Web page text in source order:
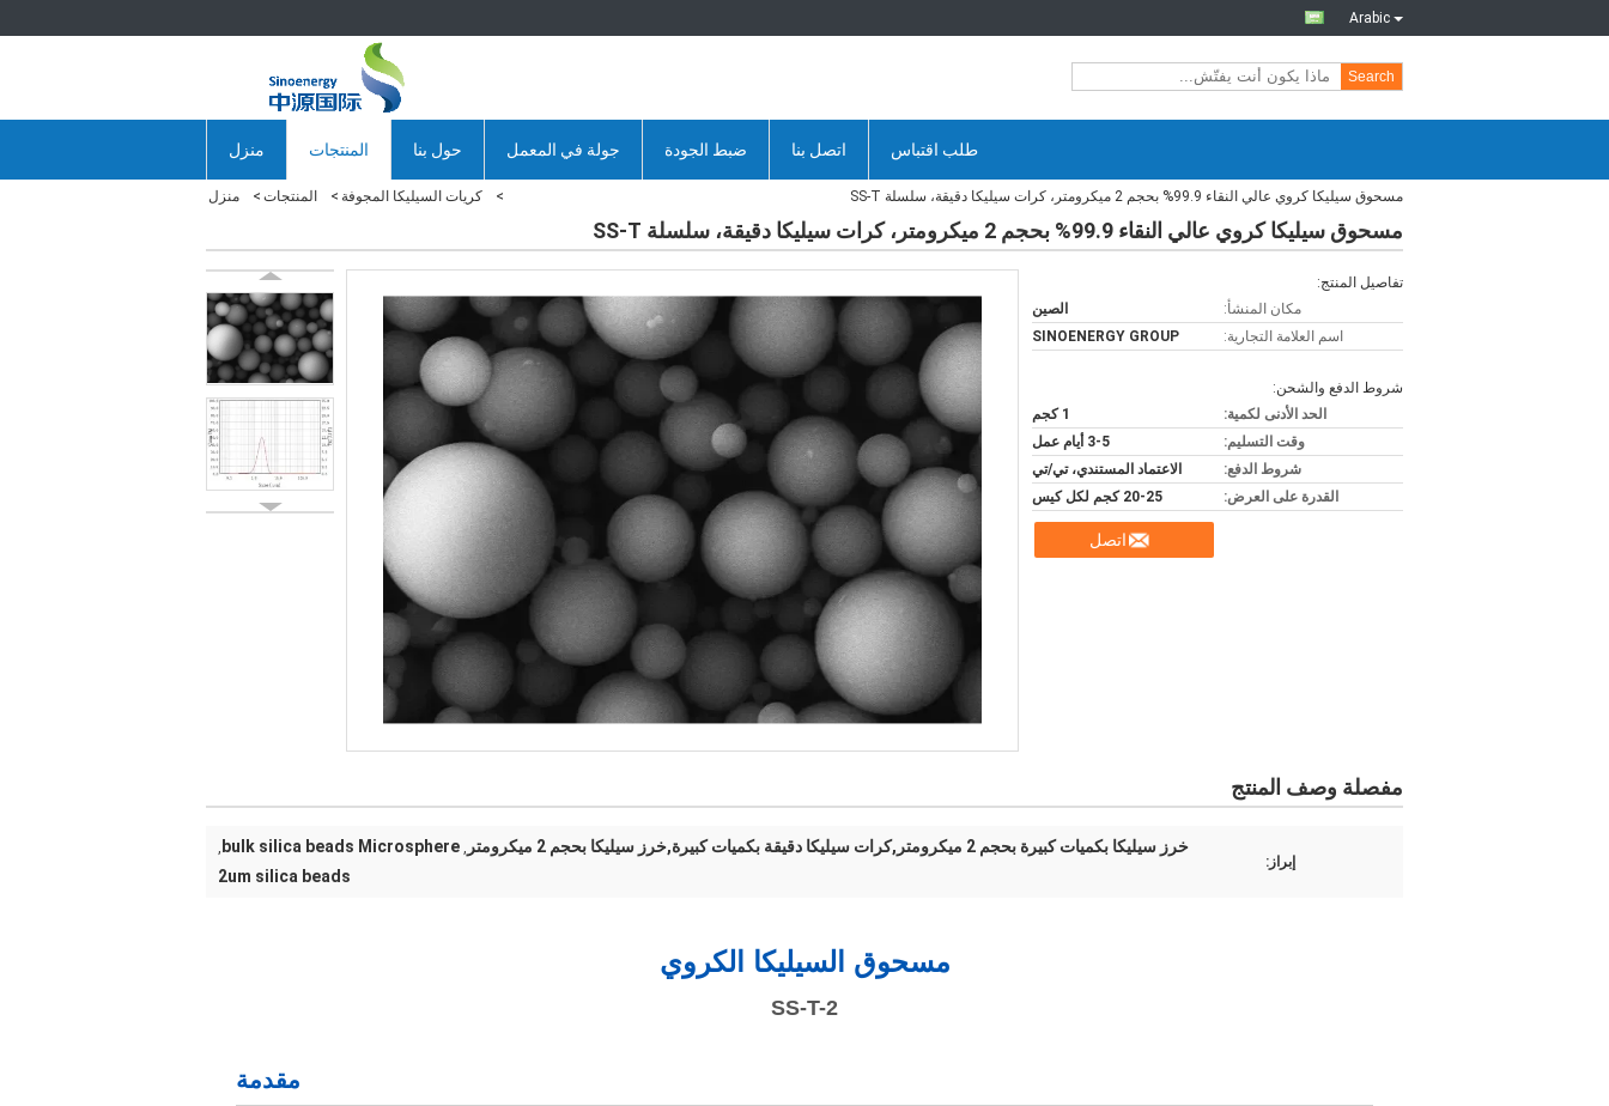
Arabic
Search
منزل المنتجات حول بنا جولة في المعمل ضبط الجودة اتصل بنا طلب اقتباس
منزل المنتجات كريات السيليكا المجوفة مسحوق سيليكا كروي عالي النقاء 99.9% بحجم 2 ميكرومتر، كرات سيليكا دقيقة، سلسلة SS-T
مسحوق سيليكا كروي عالي النقاء 99.9% بحجم 2 ميكرومتر، كرات سيليكا دقيقة، سلسلة SS-T
تفاصيل المنتج:
مكان المنشأ:
الصين
اسم العلامة التجارية:
SINOENERGY GROUP
شروط الدفع والشحن:
الحد الأدنى لكمية:
1 كجم
وقت التسليم:
3-5 أيام عمل
شروط الدفع:
الاعتماد المستندي، تي/تي
القدرة على العرض:
20-25 كجم لكل كيس
اتصل
مفصلة وصف المنتج
إبراز:
خرز سيليكا بكميات كبيرة بحجم 2 ميكرومتر,كرات سيليكا دقيقة بكميات كبيرة,خرز سيليكا بحجم 2 ميكرومتر ,
bulk silica beads Microsphere
,
2um silica beads
مسحوق السيليكا الكروي
SS-T-2
مقدمة